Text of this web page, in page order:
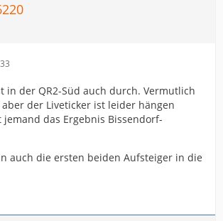
in der QR2-Süd auch durch. Vermutlich
der Liveticker ist leider hängen
das Ergebnis Bissendorf-
auch die ersten beiden Aufsteiger in die